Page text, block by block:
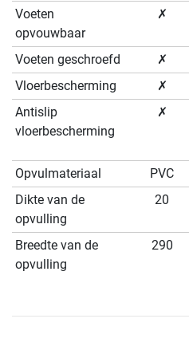
Voeten
opvouwbaar
✗
Voeten geschroefd ✗
Vloerbescherming
✗
Antislip
vloerbescherming
✗
Opvulmateriaal PVC
Dikte van de
opvulling
20
Breedte van de
opvulling
290